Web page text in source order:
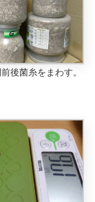
後菌糸をまわす。